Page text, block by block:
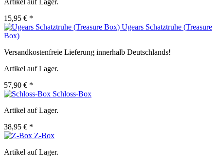
Artikel auf Lager.
15,95 € *
Ugears Schatztruhe (Treasure
Box)
Versandkostenfreie Lieferung innerhalb Deutschlands!
Artikel auf Lager.
57,90 € *
Schloss-Box
Artikel auf Lager.
38,95 € *
Z-Box
Artikel auf Lager.